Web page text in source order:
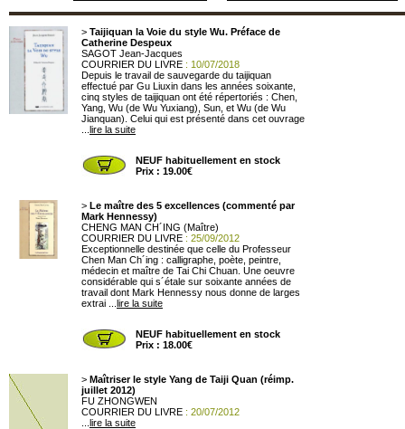
> Taijiquan la Voie du style Wu. Préface de
Catherine Despeux
SAGOT Jean-Jacques
COURRIER DU LIVRE : 10/07/2018
Depuis le travail de sauvegarde du taijiquan
effectué par Gu Liuxin dans les années soixante,
cinq styles de taijiquan ont été répertoriés : Chen,
Yang, Wu (de Wu Yuxiang), Sun, et Wu (de Wu
Jianquan). Celui qui est présenté dans cet ouvrage
lire la suite
NEUF habituellement en stock
Prix : 19.00€
> Le maître des 5 excellences (commenté par
Mark Hennessy)
CHENG MAN CH´ING (Maître)
COURRIER DU LIVRE : 25/09/2012
Exceptionnelle destinée que celle du Professeur
Chen Man Ch´ing : calligraphe, poète, peintre,
médecin et maître de Tai Chi Chuan. Une oeuvre
considérable qui s´étale sur soixante années de
travail dont Mark Hennessy nous donne de larges
extrai ... lire la suite
NEUF habituellement en stock
Prix : 18.00€
> Maîtriser le style Yang de Taiji Quan (réimp.
juillet 2012)
FU ZHONGWEN
COURRIER DU LIVRE : 20/07/2012
lire la suite